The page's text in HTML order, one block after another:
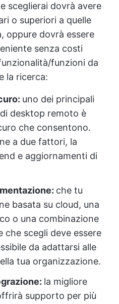
sceglierai dovrà avere
o superiori a quelle
oppure dovrà essere
senza costi
funzioni da
la ricerca:
uno dei principali
desktop remoto è
che consentono.
a due fattori, la
e aggiornamenti di
che tu
basata su cloud, una
o una combinazione
che scegli deve essere
da adattarsi alle
tua organizzazione.
la migliore
supporto per più